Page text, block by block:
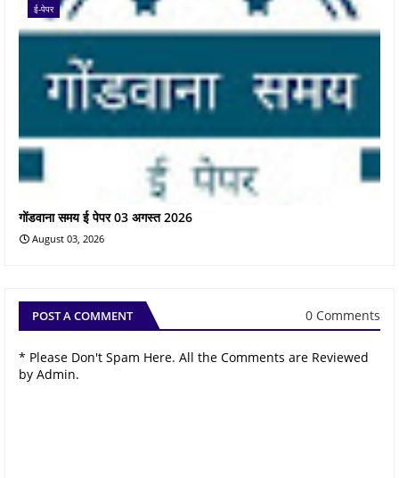
ई-पेपर
गोंडवाना समय ई पेपर 03 अगस्त 2026
August 03, 2026
POST A COMMENT 0 Comments
* Please Don't Spam Here. All the Comments are Reviewed
by Admin.